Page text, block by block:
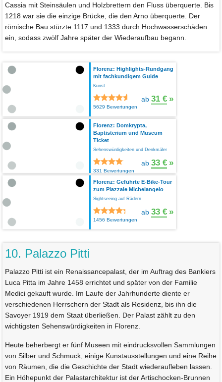
Cassia mit Steinsäulen und Holzbrettern den Fluss überquerte. Bis
1218 war sie die einzige Brücke, die den Arno überquerte. Der
römische Bau stürzte 1117 und 1333 durch Hochwasserschäden
ein, sodass zwölf Jahre später der Wiederaufbau begann.
Florenz: Highlights-Rundgang
mit fachkundigem Guide
Kunst
5629 Bewertungen
ab 31 € »
Florenz: Domkrypta,
Baptisterium und Museum
Ticket
Sehenswürdigkeiten und Denkmäler
331 Bewertungen
ab 33 € »
Florenz: Geführte E-Bike-Tour
zum Piazzale Michelangelo
Sightseeing auf Rädern
1456 Bewertungen
ab 33 € »
10. Palazzo Pitti
Palazzo Pitti ist ein Renaissancepalast, der im Auftrag des Bankiers
Luca Pitta im Jahre 1458 errichtet und später von der Familie
Medici gekauft wurde. Im Laufe der Jahrhunderte diente er
verschiedenen Herrschern der Stadt als Residenz, bis ihn die
Savoyer 1919 dem Staat überließen. Der Palast zählt zu den
wichtigsten Sehenswürdigkeiten in Florenz.
Heute beherbergt er fünf Museen mit eindrucksvollen Sammlungen
von Silber und Schmuck, einige Kunstausstellungen und eine Reihe
von Räumen, die die Geschichte der Stadt wiederaufleben lassen.
Ein Höhepunkt der Palastarchitektur ist der Artischocken-Brunnen